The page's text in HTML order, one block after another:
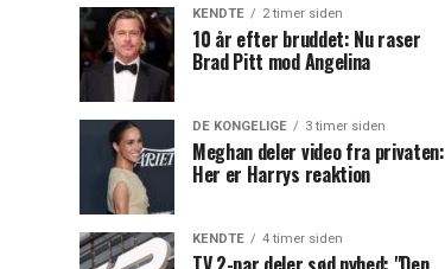
KENDTE 2 timer siden
10 år efter bruddet: Nu raser
Brad Pitt mod Angelina
DE KONGELIGE 3 timer siden
Meghan deler video fra privaten:
Her er Harrys reaktion
KENDTE 4 timer siden